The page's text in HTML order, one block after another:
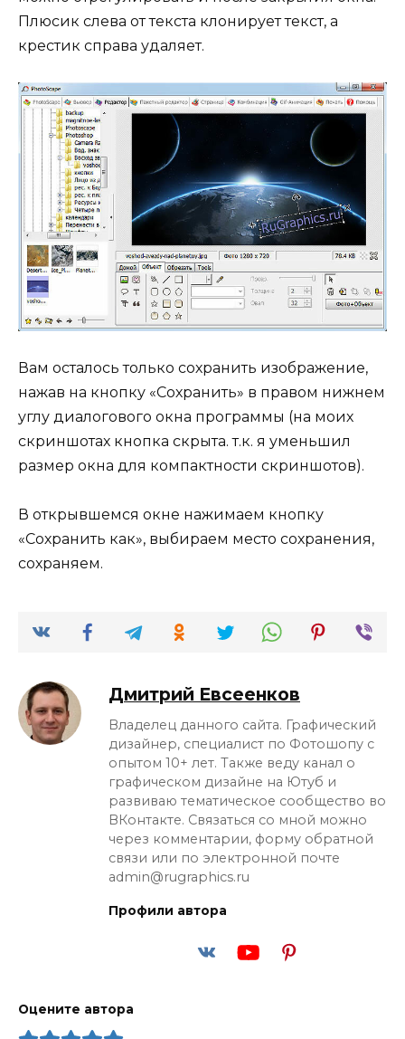
Плюсик слева от текста клонирует текст, а
крестик справа удаляет.
Вам осталось только сохранить изображение,
нажав на кнопку «Сохранить» в правом нижнем
углу диалогового окна программы (на моих
скриншотах кнопка скрыта. т.к. я уменьшил
размер окна для компактности скриншотов).
В открывшемся окне нажимаем кнопку
«Сохранить как», выбираем место сохранения,
сохраняем.
Дмитрий Евсеенков
Владелец данного сайта. Графический
дизайнер, специалист по Фотошопу с
опытом 10+ лет. Также веду канал о
графическом дизайне на Ютуб и
развиваю тематическое сообщество во
ВКонтакте. Связаться со мной можно
через комментарии, форму обратной
связи или по электронной почте
admin@rugraphics.ru
Профили автора
Оцените автора